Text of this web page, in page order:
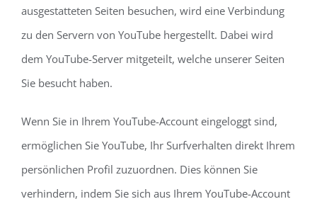
ausgestatteten Seiten besuchen, wird eine Verbindung
zu den Servern von YouTube hergestellt. Dabei wird
dem YouTube-Server mitgeteilt, welche unserer Seiten
Sie besucht haben.
Wenn Sie in Ihrem YouTube-Account eingeloggt sind,
ermöglichen Sie YouTube, Ihr Surfverhalten direkt Ihrem
persönlichen Profil zuzuordnen. Dies können Sie
verhindern, indem Sie sich aus Ihrem YouTube-Account